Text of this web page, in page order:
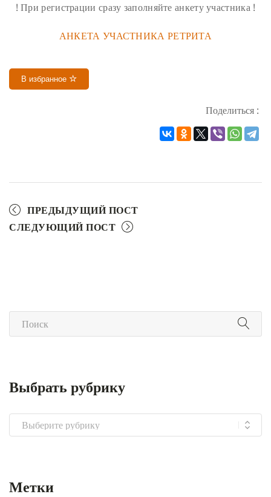
! При регистрации сразу заполняйте анкету участника !
АНКЕТА УЧАСТНИКА РЕТРИТА
В избранное
Поделиться :
ПРЕДЫДУЩИЙ ПОСТ
СЛЕДУЮЩИЙ ПОСТ
Выбрать рубрику
Выбрать
рубрику
Метки